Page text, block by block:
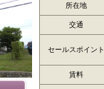
所在地
交通
セールスポイント
賃料